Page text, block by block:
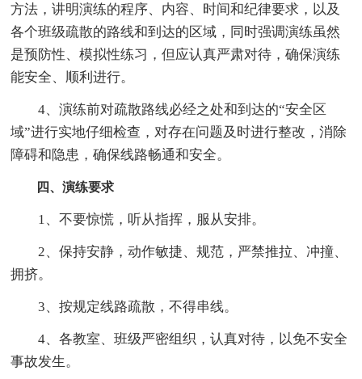
方法，讲明演练的程序、内容、时间和纪律要求，以及
各个班级疏散的路线和到达的区域，同时强调演练虽然
是预防性、模拟性练习，但应认真严肃对待，确保演练
能安全、顺利进行。
4、演练前对疏散路线必经之处和到达的“安全区
域”进行实地仔细检查，对存在问题及时进行整改，消除
障碍和隐患，确保线路畅通和安全。
四、演练要求
1、不要惊慌，听从指挥，服从安排。
2、保持安静，动作敏捷、规范，严禁推拉、冲撞、
拥挤。
3、按规定线路疏散，不得串线。
4、各教室、班级严密组织，认真对待，以免不安全
事故发生。